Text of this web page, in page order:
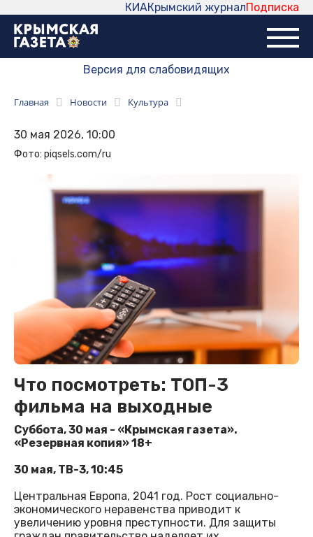
Подписка
Крымский журнал
КИА
Версия для слабовидящих
Главная Новости Культура
30 мая 2026, 10:00
Фото: piqsels.com/ru
Что посмотреть: ТОП-3
фильма на выходные
Суббота, 30 мая - «Крымская газета».
«Резервная копия» 18+
30 мая, ТВ-3, 10:45
Центральная Европа, 2041 год. Рост социально-
экономического неравенства приводит к
увеличению уровня преступности. Для защиты